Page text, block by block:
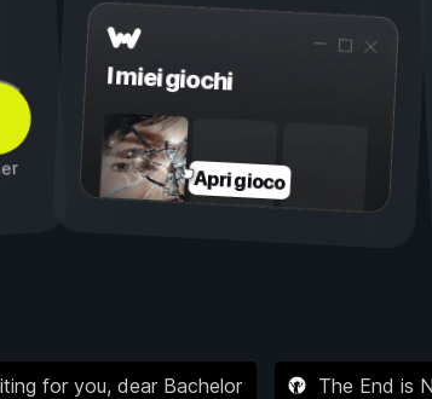
I miei giochi
Apri gioco
for you, dear Bachelor The End is